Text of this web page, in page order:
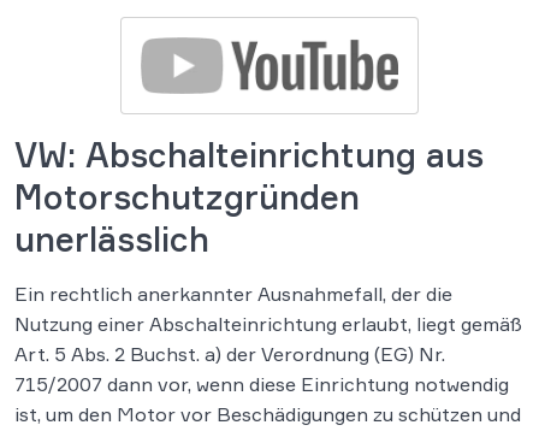
VW: Abschalteinrichtung aus
Motorschutzgründen
unerlässlich
Ein rechtlich anerkannter Ausnahmefall, der die
Nutzung einer Abschalteinrichtung erlaubt, liegt gemäß
Art. 5 Abs. 2 Buchst. a) der Verordnung (EG) Nr.
715/2007 dann vor, wenn diese Einrichtung notwendig
ist, um den Motor vor Beschädigungen zu schützen und